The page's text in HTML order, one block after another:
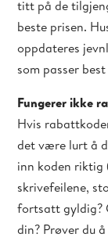
titt på de
beste prisen.
oppdateres
som passer
Fungerer ikke
Hvis
det være lurt å
inn koden riktig
skrivefeilene,
fortsatt gyldig?
din? Prøver du